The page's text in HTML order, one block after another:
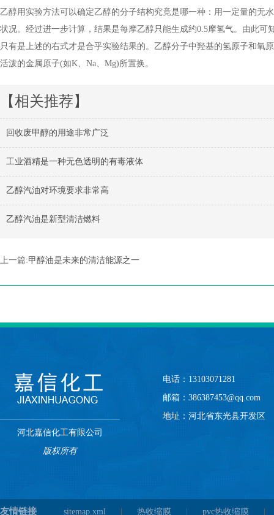
乙醇用实验方法可以确定乙醇的分子结构究竟是哪一种：用一定量的无
状况。经过进一步计算，结果是每摩乙醇只能生成约0.5摩氢气。由此
只有是上述的右式才是合乎实验结果的。乙醇分子中羟基的氢原子和氧
活泼的金属原子(如K、Na、Mg)所置换。
【相关推荐】
回收废甲醇的用途非常广泛
工业酒精是一种无色透明的有毒液体
乙醇汽油对环境要求非常高
乙醇汽油是新型清洁燃料
上一篇:甲醇油是未来的清洁能源之一
河北嘉信化工有限公司
版权所有
电话：13103071281
邮箱：386387453@qq.com
地址：河北省东光县开发区
友情链接 sitemap.xml 热收缩膜 pvc热收缩膜